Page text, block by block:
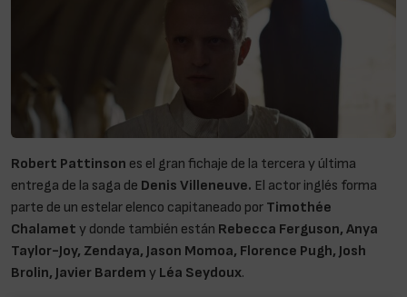
Robert Pattinson es el gran fichaje de la tercera y última
entrega de la saga de Denis Villeneuve. El actor inglés forma
parte de un estelar elenco capitaneado por Timothée
Chalamet y donde también están Rebecca Ferguson, Anya
Taylor-Joy, Zendaya, Jason Momoa, Florence Pugh, Josh
Brolin, Javier Bardem y Léa Seydoux.